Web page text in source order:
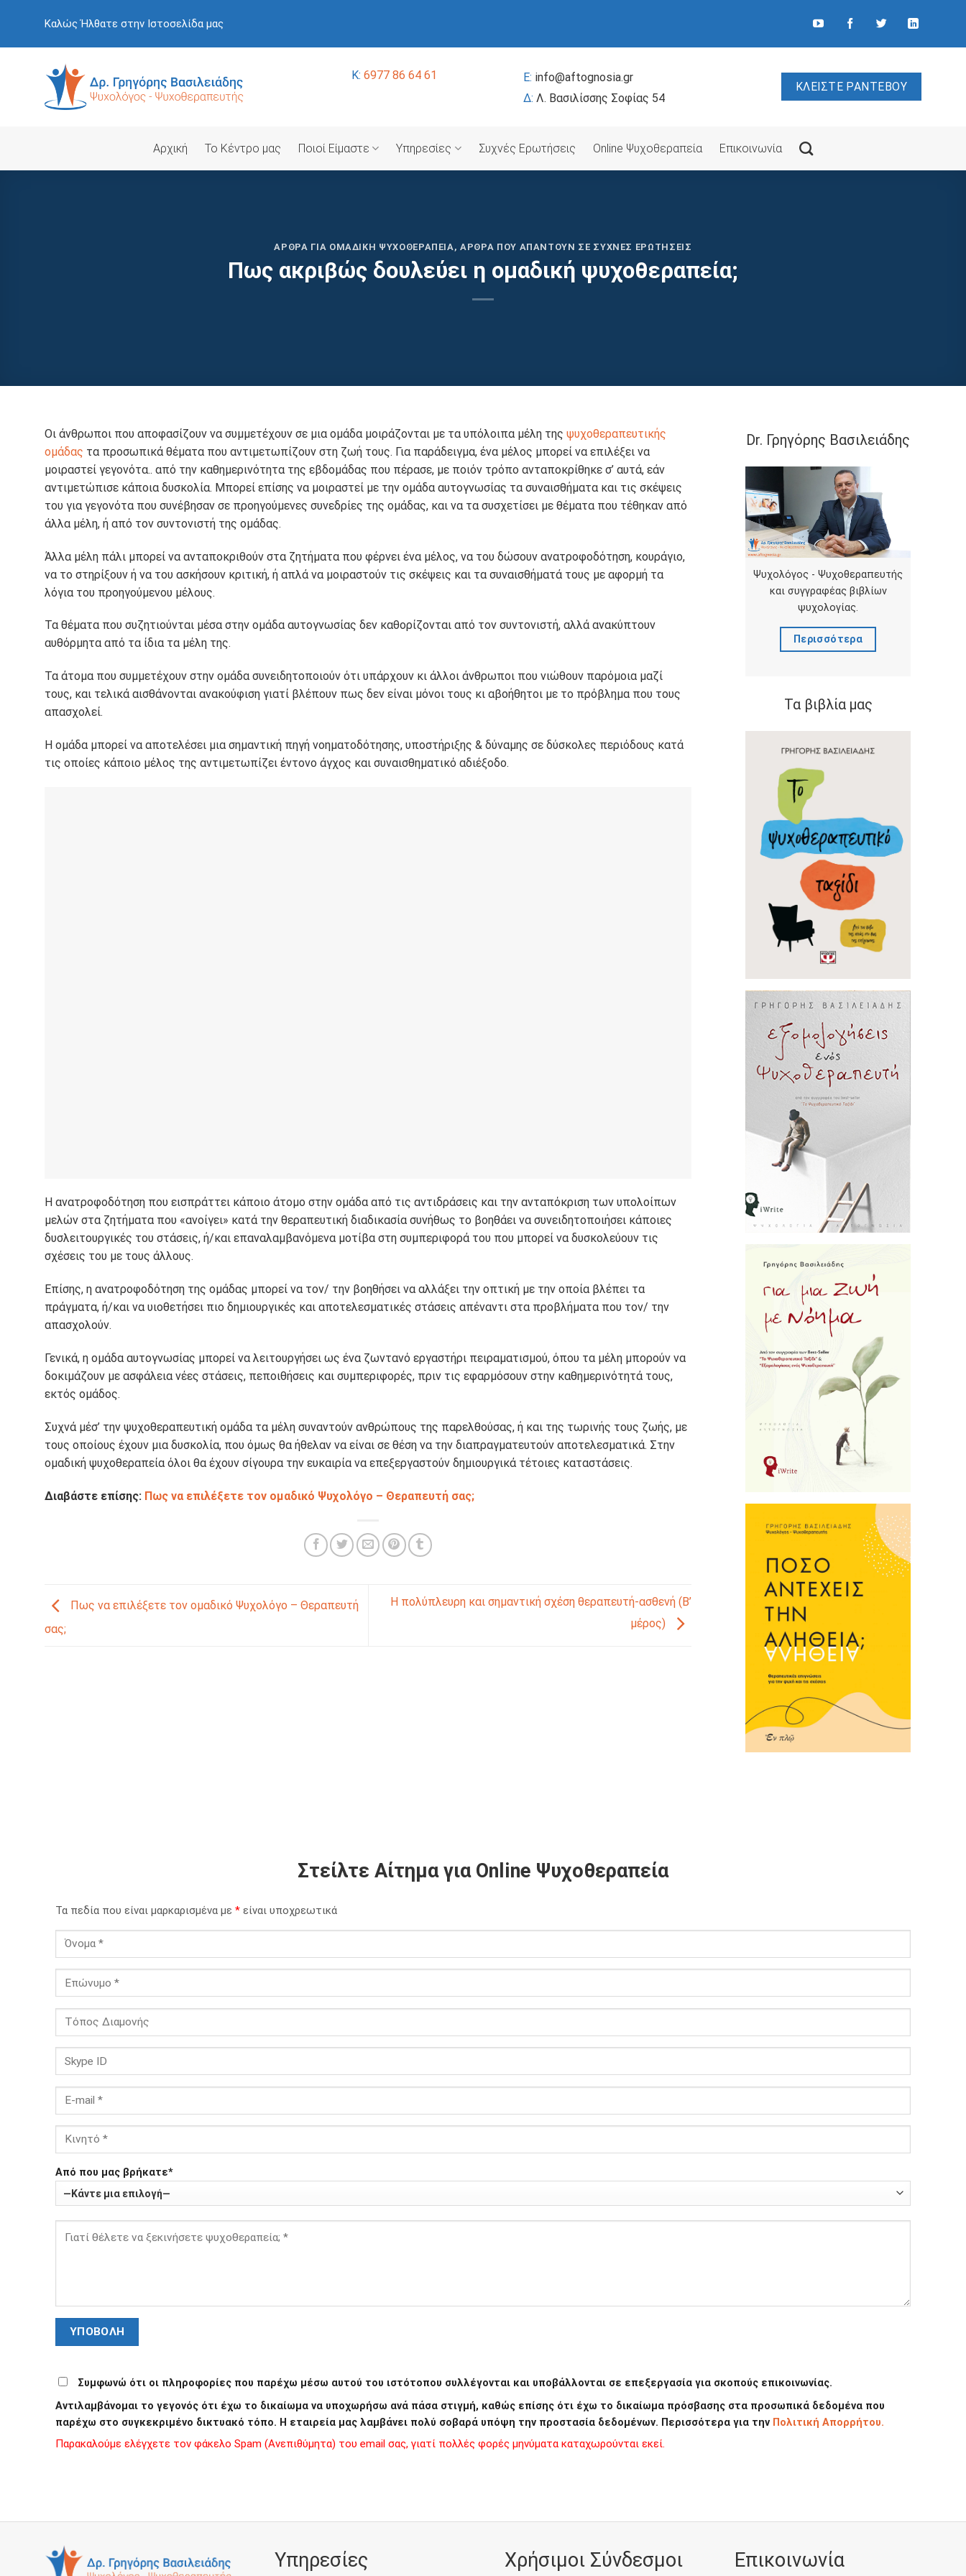
content
Καλώς Ήλθατε στην Ιστοσελίδα μας
K: 6977 86 64 61 E: info@aftognosia.gr
Δ: Λ. Βασιλίσσης Σοφίας 54
ΚΛΕΙΣΤΕ ΡΑΝΤΕΒΟΥ
Αρχική Το Κέντρο μας Ποιοί Είμαστε Υπηρεσίες Συχνές Ερωτήσεις Online Ψυχοθεραπεία Επικοινωνία
ΆΡΘΡΑ ΓΙΑ ΟΜΑΔΙΚΉ ΨΥΧΟΘΕΡΑΠΕΊΑ,ΆΡΘΡΑ ΠΟΥ ΑΠΑΝΤΟΎΝ ΣΕ ΣΥΧΝΈΣ ΕΡΩΤΉΣΕΙΣ
Πως ακριβώς δουλεύει η ομαδική ψυχοθεραπεία;
Οι άνθρωποι που αποφασίζουν να συμμετέχουν σε μια ομάδα μοιράζονται με τα υπόλοιπα μέλη της ψυχοθεραπευτικής
ομάδας τα προσωπικά θέματα που αντιμετωπίζουν στη ζωή τους. Για παράδειγμα, ένα μέλος μπορεί να επιλέξει να
μοιραστεί γεγονότα.. από την καθημερινότητα της εβδομάδας που πέρασε, με ποιόν τρόπο ανταποκρίθηκε σ’ αυτά, εάν
αντιμετώπισε κάποια δυσκολία. Μπορεί επίσης να μοιραστεί με την ομάδα αυτογνωσίας τα συναισθήματα και τις σκέψεις
του για γεγονότα που συνέβησαν σε προηγούμενες συνεδρίες της ομάδας, και να τα συσχετίσει με θέματα που τέθηκαν από
άλλα μέλη, ή από τον συντονιστή της ομάδας.
Άλλα μέλη πάλι μπορεί να ανταποκριθούν στα ζητήματα που φέρνει ένα μέλος, να του δώσουν ανατροφοδότηση, κουράγιο,
να το στηρίξουν ή να του ασκήσουν κριτική, ή απλά να μοιραστούν τις σκέψεις και τα συναισθήματά τους με αφορμή τα
λόγια του προηγούμενου μέλους.
Τα θέματα που συζητιούνται μέσα στην ομάδα αυτογνωσίας δεν καθορίζονται από τον συντονιστή, αλλά ανακύπτουν
αυθόρμητα από τα ίδια τα μέλη της.
Τα άτομα που συμμετέχουν στην ομάδα συνειδητοποιούν ότι υπάρχουν κι άλλοι άνθρωποι που νιώθουν παρόμοια μαζί
τους, και τελικά αισθάνονται ανακούφιση γιατί βλέπουν πως δεν είναι μόνοι τους κι αβοήθητοι με το πρόβλημα που τους
απασχολεί.
Η ομάδα μπορεί να αποτελέσει μια σημαντική πηγή νοηματοδότησης, υποστήριξης & δύναμης σε δύσκολες περιόδους κατά
τις οποίες κάποιο μέλος της αντιμετωπίζει έντονο άγχος και συναισθηματικό αδιέξοδο.
Η ανατροφοδότηση που εισπράττει κάποιο άτομο στην ομάδα από τις αντιδράσεις και την ανταπόκριση των υπολοίπων
μελών στα ζητήματα που «ανοίγει» κατά την θεραπευτική διαδικασία συνήθως το βοηθάει να συνειδητοποιήσει κάποιες
δυσλειτουργικές του στάσεις, ή/και επαναλαμβανόμενα μοτίβα στη συμπεριφορά του που μπορεί να δυσκολεύουν τις
σχέσεις του με τους άλλους.
Επίσης, η ανατροφοδότηση της ομάδας μπορεί να τον/ την βοηθήσει να αλλάξει την οπτική με την οποία βλέπει τα
πράγματα, ή/και να υιοθετήσει πιο δημιουργικές και αποτελεσματικές στάσεις απέναντι στα προβλήματα που τον/ την
απασχολούν.
Γενικά, η ομάδα αυτογνωσίας μπορεί να λειτουργήσει ως ένα ζωντανό εργαστήρι πειραματισμού, όπου τα μέλη μπορούν να
δοκιμάζουν με ασφάλεια νέες στάσεις, πεποιθήσεις και συμπεριφορές, πριν τις εφαρμόσουν στην καθημερινότητά τους,
εκτός ομάδος.
Συχνά μέσ’ την ψυχοθεραπευτική ομάδα τα μέλη συναντούν ανθρώπους της παρελθούσας, ή και της τωρινής τους ζωής, με
τους οποίους έχουν μια δυσκολία, που όμως θα ήθελαν να είναι σε θέση να την διαπραγματευτούν αποτελεσματικά. Στην
ομαδική ψυχοθεραπεία όλοι θα έχουν σίγουρα την ευκαιρία να επεξεργαστούν δημιουργικά τέτοιες καταστάσεις.
Διαβάστε επίσης: Πως να επιλέξετε τον ομαδικό Ψυχολόγο – Θεραπευτή σας;
Πως να επιλέξετε τον ομαδικό Ψυχολόγο – Θεραπευτή
σας;
Η πολύπλευρη και σημαντική σχέση θεραπευτή-ασθενή (Β’
μέρος)
Dr. Γρηγόρης Βασιλειάδης
Ψυχολόγος - Ψυχοθεραπευτής
και συγγραφέας βιβλίων
ψυχολογίας.
Περισσότερα
Τα βιβλία μας
Στείλτε Αίτημα για Online Ψυχοθεραπεία
Τα πεδία που είναι μαρκαρισμένα με * είναι υποχρεωτικά
Από που μας βρήκατε*
Συμφωνώ ότι οι πληροφορίες που παρέχω μέσω αυτού του ιστότοπου συλλέγονται και υποβάλλονται σε επεξεργασία για σκοπούς επικοινωνίας.
Αντιλαμβάνομαι το γεγονός ότι έχω το δικαίωμα να υποχωρήσω ανά πάσα στιγμή, καθώς επίσης ότι έχω το δικαίωμα πρόσβασης στα προσωπικά δεδομένα που
παρέχω στο συγκεκριμένο δικτυακό τόπο. Η εταιρεία μας λαμβάνει πολύ σοβαρά υπόψη την προστασία δεδομένων. Περισσότερα για την Πολιτική Απορρήτου.
Παρακαλούμε ελέγχετε τον φάκελο Spam (Ανεπιθύμητα) του email σας, γιατί πολλές φορές μηνύματα καταχωρούνται εκεί.
Υπηρεσίες Χρήσιμοι Σύνδεσμοι Επικοινωνία